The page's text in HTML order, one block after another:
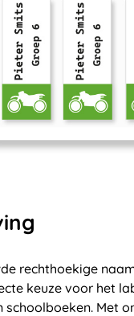
rechthoekige
keuze voor het
schoolboeken. Met